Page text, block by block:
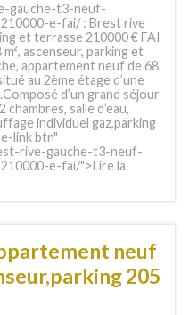
gauche-t3-neuf-
e-fai/ : Brest rive
et terrasse 210000 € FAI
ascenseur, parking et
appartement neuf de 68
au 2ème étage d’une
d’un grand séjour
chambres, salle d’eau,
individuel gaz,parking
link btn"
rive-gauche-t3-neuf-
e-fai/">Lire la
neuf
205